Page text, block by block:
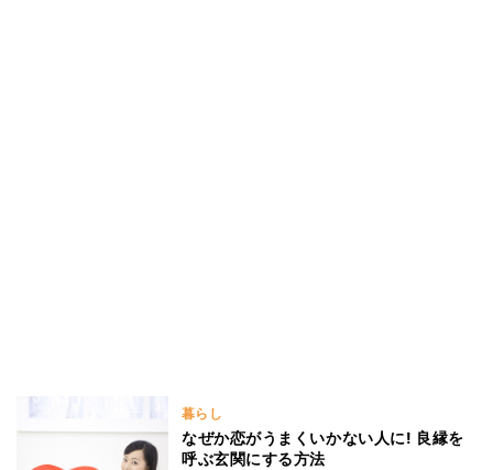
暮らし
なぜか恋がうまくいかない人に! 良縁を
呼ぶ玄関にする方法